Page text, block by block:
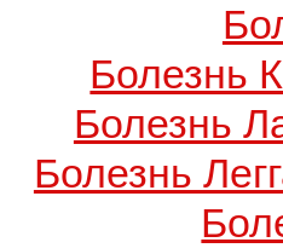
Болезнь
Болезнь
Болезнь